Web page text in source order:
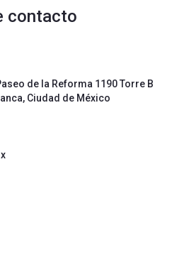
contacto
de la Reforma 1190 Torre B
Ciudad de México